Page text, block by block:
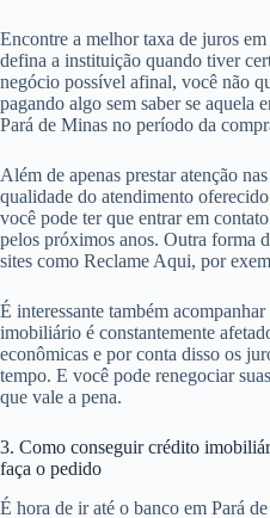
Encontre a melhor taxa de juros
defina a instituição quando tiver
negócio possível afinal, você não
pagando algo sem saber se aquela
Pará de Minas no período da
Além de apenas prestar atenção
qualidade do atendimento
você pode ter que entrar em
pelos próximos anos. Outra forma
sites como Reclame Aqui, por
É interessante também
imobiliário é constantemente
econômicas e por conta disso os
tempo. E você pode renegociar
que vale a pena.
3. Como conseguir crédito
faça o pedido
É hora de ir até o banco em Pará